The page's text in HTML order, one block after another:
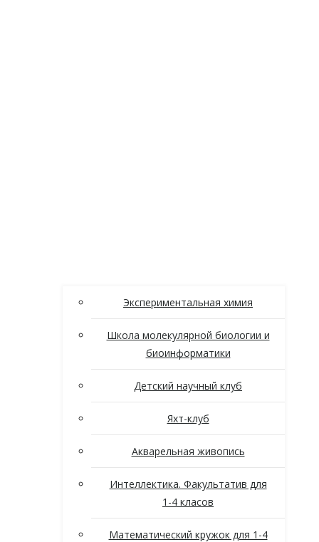
Экспериментальная химия
Школа молекулярной биологии и
биоинформатики
Детский научный клуб
Яхт-клуб
Акварельная живопись
Интеллектика. Факультатив для
1-4 класов
Математический кружок для 1-4